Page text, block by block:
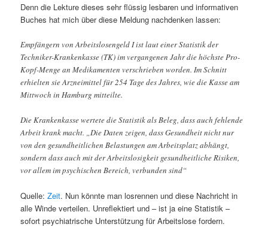
Denn die Lekture dieses sehr flüssig lesbaren und informativen
Buches hat mich über diese Meldung nachdenken lassen:
Empfängern von Arbeitslosengeld I ist laut einer Statistik der
Techniker-Krankenkasse (TK) im vergangenen Jahr die höchste Pro-
Kopf-Menge an Medikamenten verschrieben worden. Im Schnitt
erhielten sie Arzneimittel für 254 Tage des Jahres, wie die Kasse am
Mittwoch in Hamburg mitteilte.
Die Krankenkasse wertete die Statistik als Beleg, dass auch fehlende
Arbeit krank macht. „Die Daten zeigen, dass Gesundheit nicht nur
von den gesundheitlichen Belastungen am Arbeitsplatz abhängt,
sondern dass auch mit der Arbeitslosigkeit gesundheitliche Risiken,
vor allem im psychischen Bereich, verbunden sind“
Quelle:Zeit. Nun könnte man losrennen und diese Nachricht in
alle Winde verteilen. Unreflektiert und – ist ja eine Statistik –
sofort psychiatrische Unterstützung für Arbeitslose fordern.